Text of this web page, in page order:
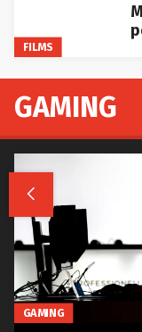
FILMS
GAMING

GAMING